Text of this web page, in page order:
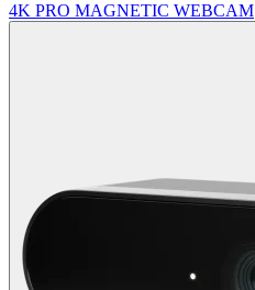
4K PRO MAGNETIC WEBCAM